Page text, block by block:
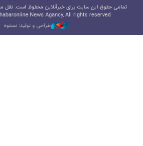
تمامی حقوق این سایت برای خبرآنلاین محفوظ است. نقل
News Agancy, All rights reserved
طراحی و تولید: نستوه